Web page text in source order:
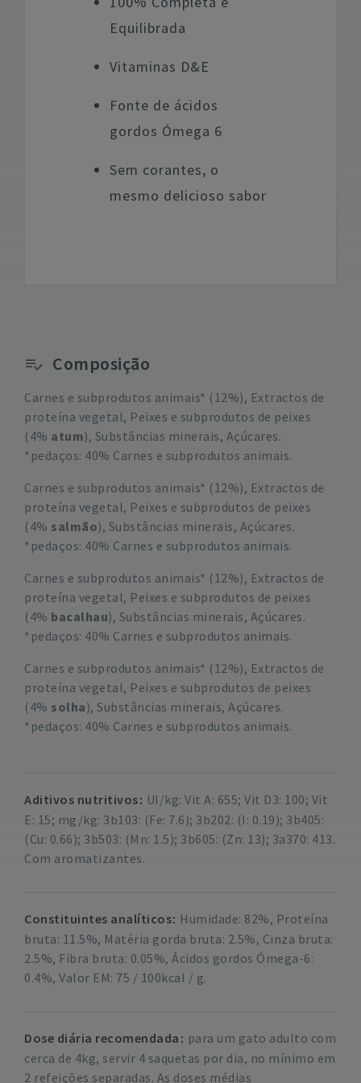
Equilibrada
Vitaminas D&E
Fonte de ácidos
gordos Ómega 6
Sem corantes, o
mesmo delicioso sabor
Composição
Carnes e subprodutos animais* (12%), Extractos de
proteína vegetal, Peixes e subprodutos de peixes
(4% atum), Substâncias minerais, Açúcares.
*pedaços: 40% Carnes e subprodutos animais.
Carnes e subprodutos animais* (12%), Extractos de
proteína vegetal, Peixes e subprodutos de peixes
(4% salmão), Substâncias minerais, Açúcares.
*pedaços: 40% Carnes e subprodutos animais.
Carnes e subprodutos animais* (12%), Extractos de
proteína vegetal, Peixes e subprodutos de peixes
(4% bacalhau), Substâncias minerais, Açúcares.
*pedaços: 40% Carnes e subprodutos animais.
Carnes e subprodutos animais* (12%), Extractos de
proteína vegetal, Peixes e subprodutos de peixes
(4% solha), Substâncias minerais, Açúcares.
*pedaços: 40% Carnes e subprodutos animais.
Aditivos nutritivos
UI/kg: Vit A: 655; Vit D3: 100; Vit
E: 15; mg/kg: 3b103: (Fe: 7.6); 3b202: (I: 0.19); 3b405:
(Cu: 0.66); 3b503: (Mn: 1.5); 3b605: (Zn: 13); 3a370: 413.
Com aromatizantes.
Constituintes analíticos Humidade: 82%, Proteína
bruta: 11.5%, Matéria gorda bruta: 2.5%, Cinza bruta:
2.5%, Fibra bruta: 0.05%, Ácidos gordos Ómega-6:
0.4%, Valor EM: 75 / 100kcal / g.
Dose diária recomendada
para um gato adulto com
cerca de 4kg, servir 4 saquetas por dia, no mínimo em
2 refeições separadas. As doses médias